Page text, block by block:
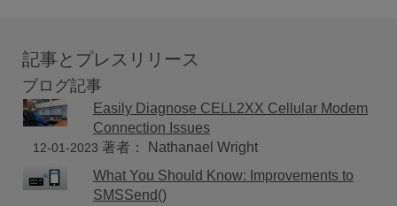
記事とプレスリリース
ブログ記事
Easily Diagnose CELL2XX Cellular Modem
Connection Issues
12-01-2023 著者： Nathanael Wright
What You Should Know: Improvements to
SMSSend()